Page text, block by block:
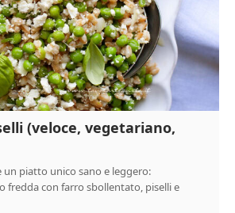
(veloce, vegetariano,
un piatto unico sano e leggero:
fredda con farro sbollentato, piselli e